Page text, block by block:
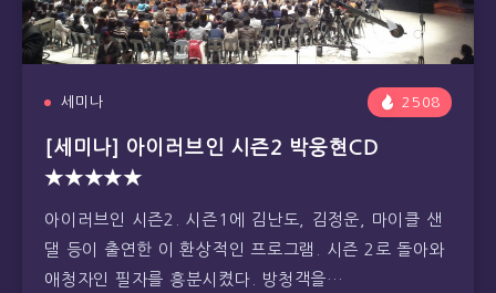
세미나 2508
[세미나] 아이러브인 시즌2 박웅현CD
★★★★★
아이러브인 시즌2. 시즌1에 김난도, 김정운, 마이클 샌
댈 등이 출연한 이 환상적인 프로그램. 시즌 2로 돌아와
애청자인 필자를 흥분시켰다. 방청객을…